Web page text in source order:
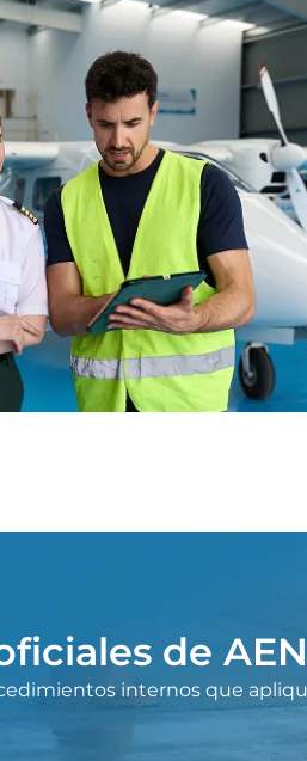
de
internos que